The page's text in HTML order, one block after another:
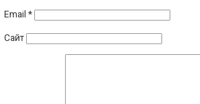
Email *
Сайт